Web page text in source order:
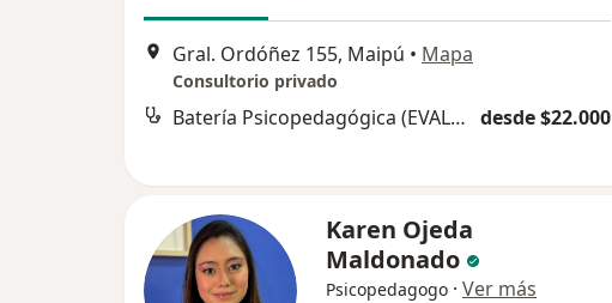
Gral. Ordóñez 155, Maipú • Mapa
Consultorio privado
Batería Psicopedagógica (EVALÚA) desde $22.000
Karen Ojeda
Maldonado
Psicopedagogo · Ver más